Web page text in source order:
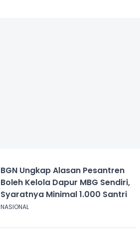
BGN Ungkap Alasan Pesantren
Boleh Kelola Dapur MBG Sendiri,
Syaratnya Minimal 1.000 Santri
NASIONAL